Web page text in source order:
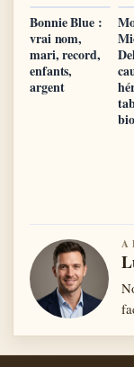
Bonnie Blue :
vrai nom,
mari, record,
enfants,
argent
A